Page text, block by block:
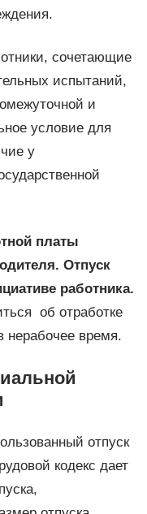
сочетающие
испытаний,
и
условие для
у
платы
Отпуск
работника.
об отработке
нерабочее время.
отпуск
кодекс дает